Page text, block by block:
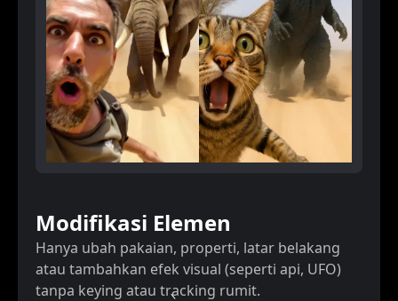
Modifikasi Elemen
Hanya ubah pakaian, properti, latar belakang
atau tambahkan efek visual (seperti api, UFO)
tanpa keying atau tracking rumit.